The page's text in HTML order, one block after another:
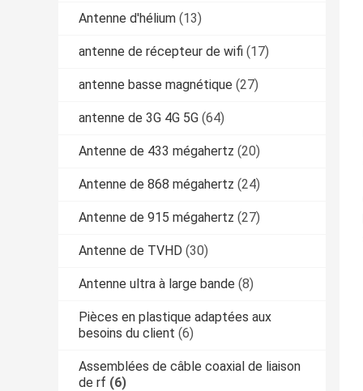
Antenne d'hélium (13)
antenne de récepteur de wifi (17)
antenne basse magnétique (27)
antenne de 3G 4G 5G (64)
Antenne de 433 mégahertz (20)
Antenne de 868 mégahertz (24)
Antenne de 915 mégahertz (27)
Antenne de TVHD (30)
Antenne ultra à large bande (8)
Pièces en plastique adaptées aux
besoins du client (6)
Assemblées de câble coaxial de liaison
de rf (6)